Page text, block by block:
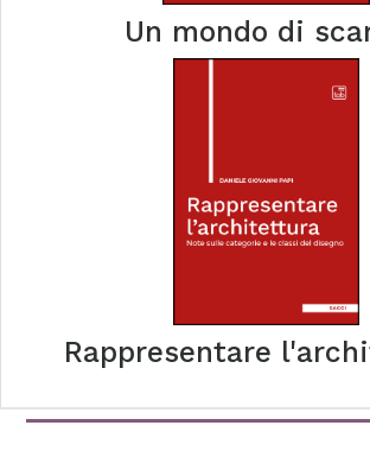
Un mondo di
Rappresentare